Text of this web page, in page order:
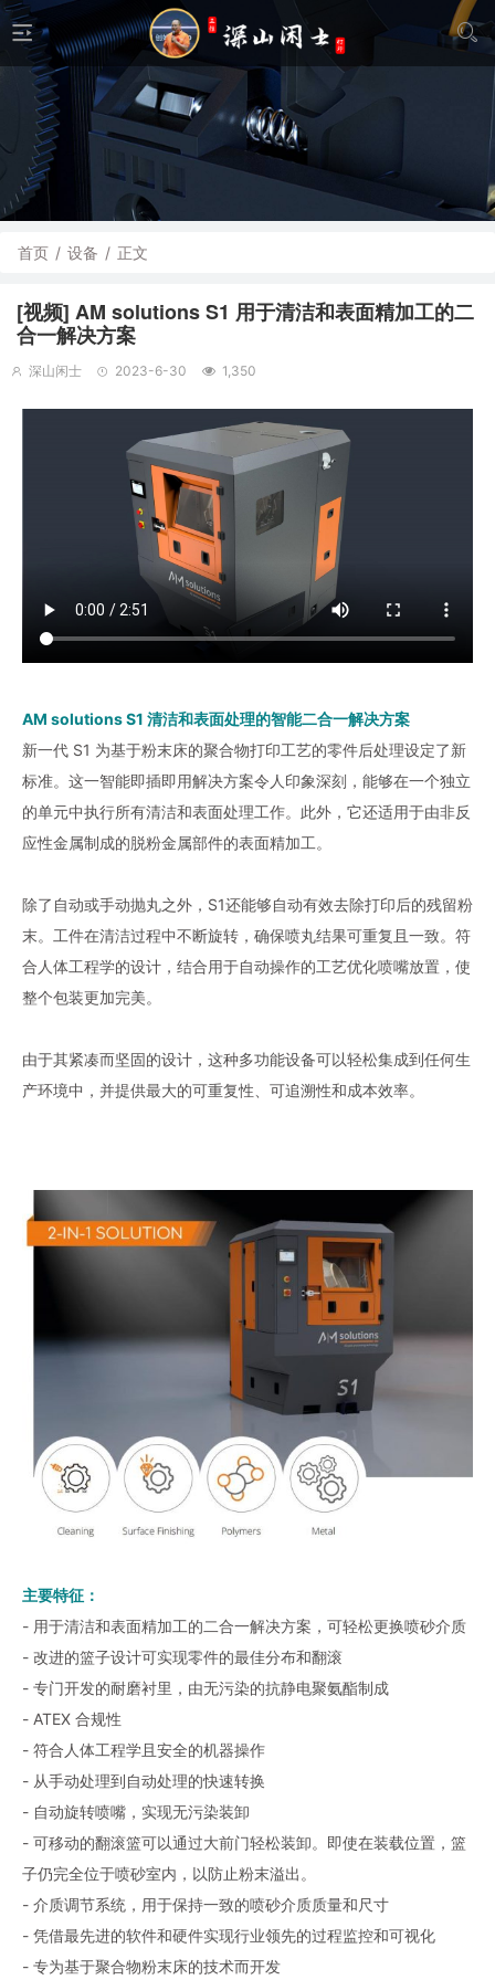
首页 / 设备 / 正文
[视频] AM solutions S1 用于清洁和表面精加工的二
合一解决方案
深山闲士 2023-6-30 1,350
AM solutions S1 清洁和表面处理的智能二合一解决方案
新一代 S1 为基于粉末床的聚合物打印工艺的零件后处理设定了新
标准。这一智能即插即用解决方案令人印象深刻，能够在一个独立
的单元中执行所有清洁和表面处理工作。此外，它还适用于由非反
应性金属制成的脱粉金属部件的表面精加工。
除了自动或手动抛丸之外，S1还能够自动有效去除打印后的残留粉
末。工件在清洁过程中不断旋转，确保喷丸结果可重复且一致。符
合人体工程学的设计，结合用于自动操作的工艺优化喷嘴放置，使
整个包装更加完美。
由于其紧凑而坚固的设计，这种多功能设备可以轻松集成到任何生
产环境中，并提供最大的可重复性、可追溯性和成本效率。
主要特征：
- 用于清洁和表面精加工的二合一解决方案，可轻松更换喷砂介质
- 改进的篮子设计可实现零件的最佳分布和翻滚
- 专门开发的耐磨衬里，由无污染的抗静电聚氨酯制成
- ATEX 合规性
- 符合人体工程学且安全的机器操作
- 从手动处理到自动处理的快速转换
- 自动旋转喷嘴，实现无污染装卸
- 可移动的翻滚篮可以通过大前门轻松装卸。即使在装载位置，篮
子仍完全位于喷砂室内，以防止粉末溢出。
- 介质调节系统，用于保持一致的喷砂介质质量和尺寸
- 凭借最先进的软件和硬件实现行业领先的过程监控和可视化
- 专为基于聚合物粉末床的技术而开发